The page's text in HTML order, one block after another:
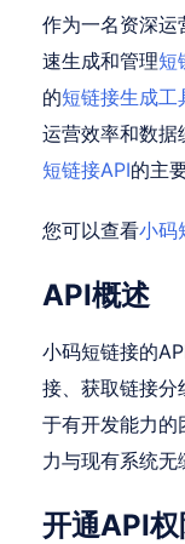
作为一名资深运
速生成和管理短
的短链接生成工
运营效率和数据
短链接API的主
您可以查看小码
API概述
小码短链接的
接、获取链接分
于有开发能力的
力与现有系统无
开通API权